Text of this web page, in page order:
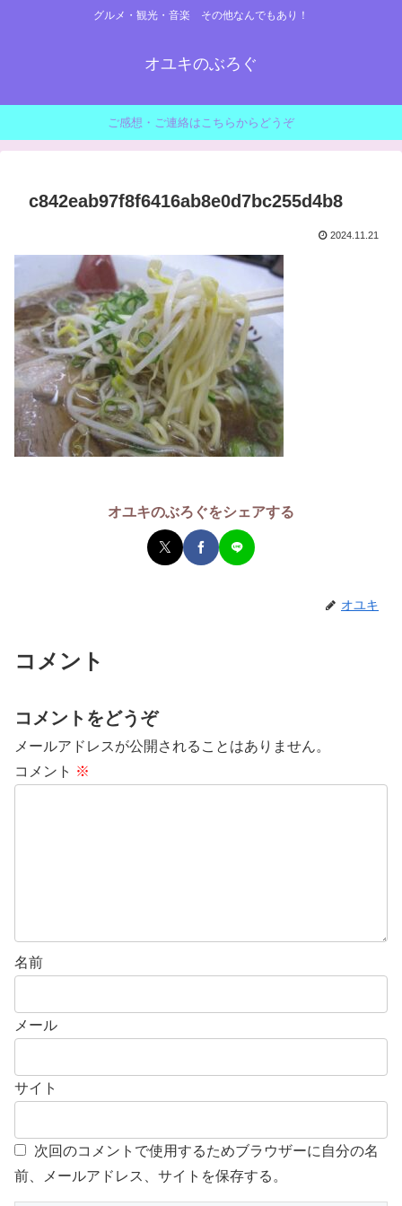
グルメ・観光・音楽 その他なんでもあり！
オユキのぶろぐ
ご感想・ご連絡はこちらからどうぞ
c842eab97f8f6416ab8e0d7bc255d4b8
2024.11.21
オユキのぶろぐをシェアする
オユキ
コメント
コメントをどうぞ
メールアドレスが公開されることはありません。
コメント ※
名前
メール
サイト
次回のコメントで使用するためブラウザーに自分の名
前、メールアドレス、サイトを保存する。